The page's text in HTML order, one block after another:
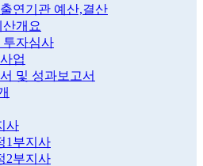
연기관 예산,결산
개요
투자심사
업
및 성과보고서
사
1부지사
2부지사